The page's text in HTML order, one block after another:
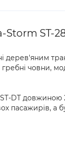
ST-
дерев'яним
човни,
DT
пасажирів, а